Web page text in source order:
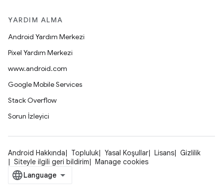
YARDIM ALMA
Android Yardım Merkezi
Pixel Yardım Merkezi
www.android.com
Google Mobile Services
Stack Overflow
Sorun İzleyici
Android Hakkında Topluluk Yasal Koşullar Lisans
Gizlilik
Siteyle ilgili geri bildirim
Manage cookies